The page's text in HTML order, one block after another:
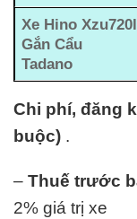
Xe Hino Xzu720l
Gắn Cẩu
Tadano
Chi phí, đăng
buộc) .
– Thuế trước
2% giá trị xe